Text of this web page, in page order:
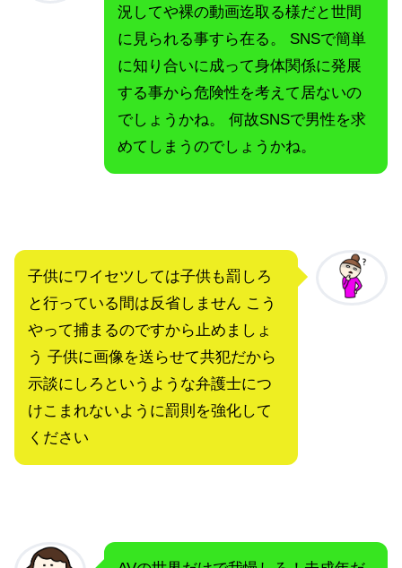
況してや裸の動画迄取る様だと世間
に見られる事すら在る。 SNSで簡単
に知り合いに成って身体関係に発展
する事から危険性を考えて居ないの
でしょうかね。 何故SNSで男性を求
めてしまうのでしょうかね。
子供にワイセツしては子供も罰しろ
と行っている間は反省しません こう
やって捕まるのですから止めましょ
う 子供に画像を送らせて共犯だから
示談にしろというような弁護士につ
けこまれないように罰則を強化して
ください